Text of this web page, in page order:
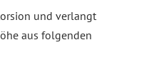
und verlangt
aus folgenden